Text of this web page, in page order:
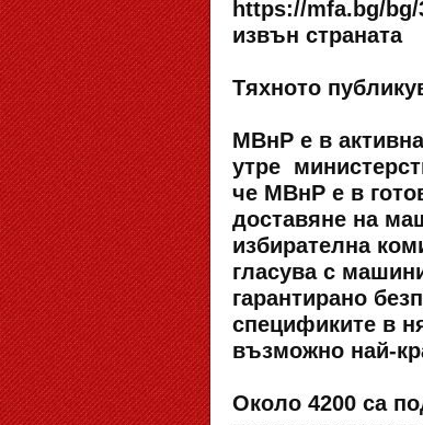
https://mfa.bg/bg/
извън страната
Тяхното
МВнР е в
утре
че МВнР е в
доставяне на
избирателна
гласува с
гарантирано
спецификите в
възможно най-
Около 4200 са